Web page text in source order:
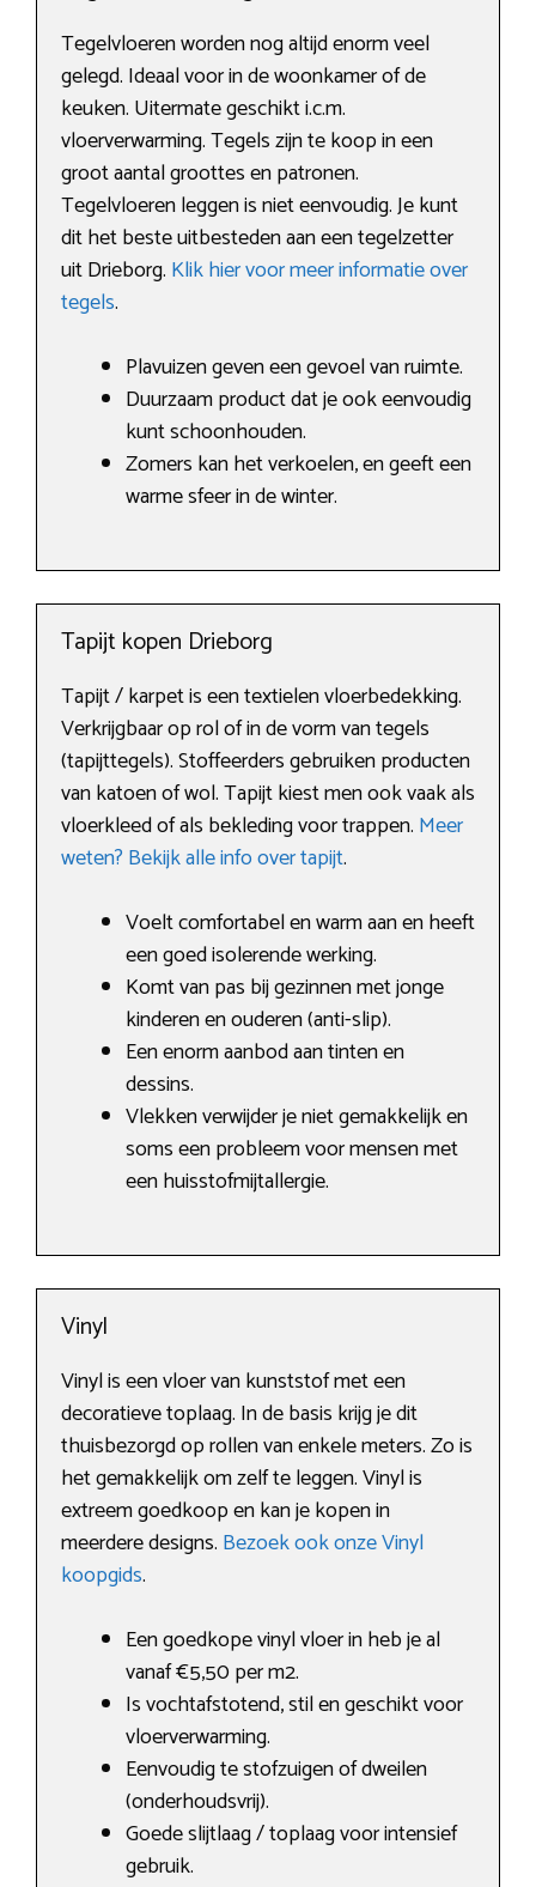
Tegelvloeren worden nog altijd enorm veel
gelegd. Ideaal voor in de woonkamer of de
keuken. Uitermate geschikt i.c.m.
vloerverwarming. Tegels zijn te koop in een
groot aantal groottes en patronen.
Tegelvloeren leggen is niet eenvoudig. Je kunt
dit het beste uitbesteden aan een tegelzetter
uit Drieborg. Klik hier voor meer informatie over
tegels.
Plavuizen geven een gevoel van ruimte.
Duurzaam product dat je ook eenvoudig
kunt schoonhouden.
Zomers kan het verkoelen, en geeft een
warme sfeer in de winter.
Tapijt kopen Drieborg
Tapijt / karpet is een textielen vloerbedekking.
Verkrijgbaar op rol of in de vorm van tegels
(tapijttegels). Stoffeerders gebruiken producten
van katoen of wol. Tapijt kiest men ook vaak als
vloerkleed of als bekleding voor trappen. Meer
weten? Bekijk alle info over tapijt.
Voelt comfortabel en warm aan en heeft
een goed isolerende werking.
Komt van pas bij gezinnen met jonge
kinderen en ouderen (anti-slip).
Een enorm aanbod aan tinten en
dessins.
Vlekken verwijder je niet gemakkelijk en
soms een probleem voor mensen met
een huisstofmijtallergie.
Vinyl
Vinyl is een vloer van kunststof met een
decoratieve toplaag. In de basis krijg je dit
thuisbezorgd op rollen van enkele meters. Zo is
het gemakkelijk om zelf te leggen. Vinyl is
extreem goedkoop en kan je kopen in
meerdere designs. Bezoek ook onze Vinyl
koopgids.
Een goedkope vinyl vloer in heb je al
vanaf €5,50 per m2.
Is vochtafstotend, stil en geschikt voor
vloerverwarming.
Eenvoudig te stofzuigen of dweilen
(onderhoudsvrij).
Goede slijtlaag / toplaag voor intensief
gebruik.